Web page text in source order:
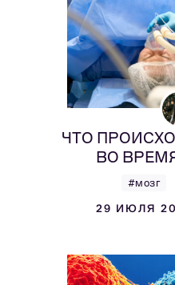
ЧТО
ВО
#мозг
29 ИЮЛЯ